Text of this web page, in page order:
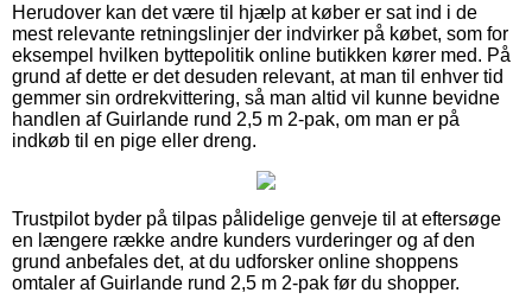
Herudover kan det være til hjælp at køber er sat ind i de
mest relevante retningslinjer der indvirker på købet, som for
eksempel hvilken byttepolitik online butikken kører med. På
grund af dette er det desuden relevant, at man til enhver tid
gemmer sin ordrekvittering, så man altid vil kunne bevidne
handlen af Guirlande rund 2,5 m 2-pak, om man er på
indkøb til en pige eller dreng.
Trustpilot byder på tilpas pålidelige genveje til at eftersøge
en længere række andre kunders vurderinger og af den
grund anbefales det, at du udforsker online shoppens
omtaler af Guirlande rund 2,5 m 2-pak før du shopper.